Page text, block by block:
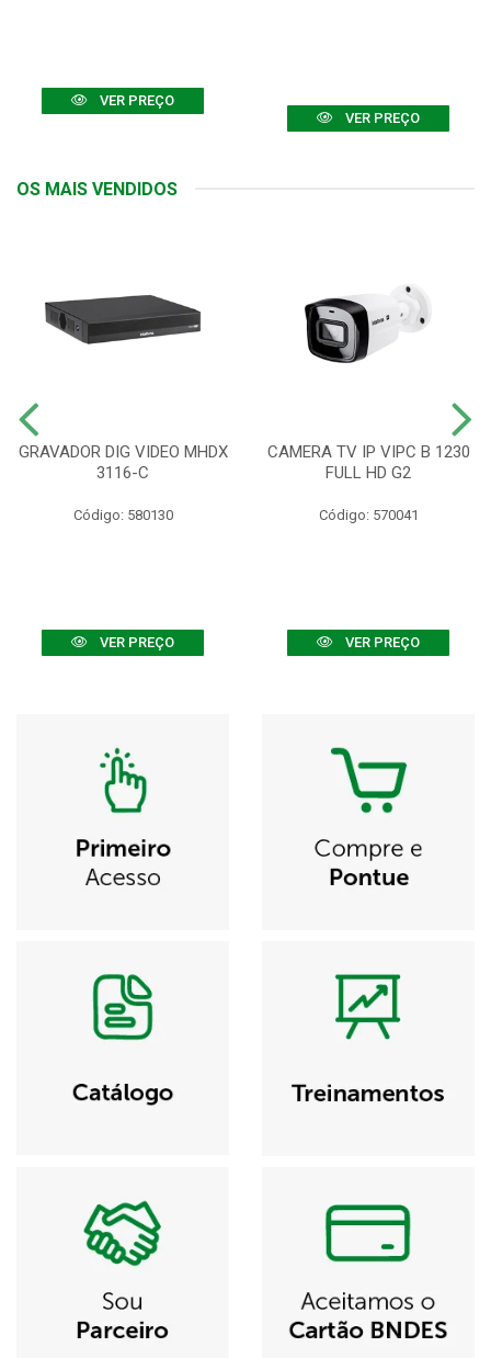
VER PREÇO
VER PREÇO
OS MAIS VENDIDOS
GRAVADOR DIG VIDEO MHDX
3116-C
Código: 580130
VER PREÇO
CAMERA TV IP VIPC B 1230
FULL HD G2
Código: 570041
VER PREÇO